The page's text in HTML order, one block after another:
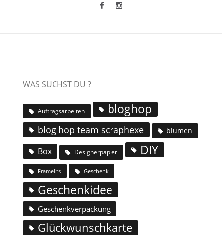
WAS SUCHST DU ?
Auftragsarbeiten bloghop
blog hop team scraphexe blumen
Box Designerpapier DIY
Framelits Geschenk
Geschenkidee
Geschenkverpackung
Glückwunschkarte